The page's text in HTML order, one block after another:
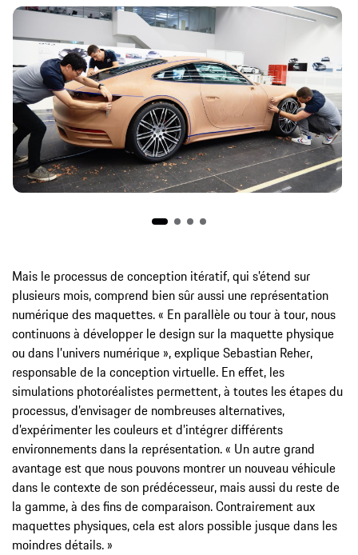
Mais le processus de conception itératif, qui s’étend sur
plusieurs mois, comprend bien sûr aussi une représentation
numérique des maquettes. « En parallèle ou tour à tour, nous
continuons à développer le design sur la maquette physique
ou dans l’univers numérique », explique Sebastian Reher,
responsable de la conception virtuelle. En effet, les
simulations photoréalistes permettent, à toutes les étapes du
processus, d’envisager de nombreuses alternatives,
d’expérimenter les couleurs et d’intégrer différents
environnements dans la représentation. « Un autre grand
avantage est que nous pouvons montrer un nouveau véhicule
dans le contexte de son prédécesseur, mais aussi du reste de
la gamme, à des fins de comparaison. Contrairement aux
maquettes physiques, cela est alors possible jusque dans les
moindres détails. »